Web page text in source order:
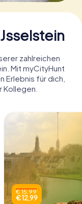
zahlreichen
Mit myCityHunt
Erlebnis für dich,
Kollegen.
€ 15,99
€ 12,99